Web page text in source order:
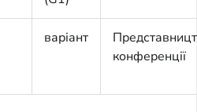
варіант
конференції